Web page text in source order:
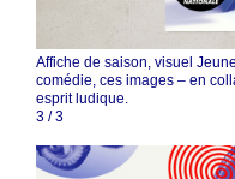
Affiche de saison, visuel
comédie, ces images – en
esprit ludique.
3 /3